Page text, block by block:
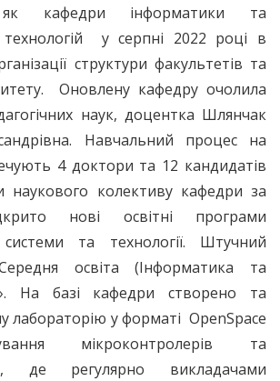
як кафедри інформатики та
технологій у серпні 2022 році в
структури факультетів та
Оновлену кафедру очолила
наук, доцентка Шлянчак
Навчальний процес на
4 доктори та 12 кандидатів
наукового колективу кафедри за
нові освітні програми
системи та технології. Штучний
освіта (Інформатика та
На базі кафедри створено та
лабораторію у форматі OpenSpace
мікроконтролерів та
де регулярно викладачами